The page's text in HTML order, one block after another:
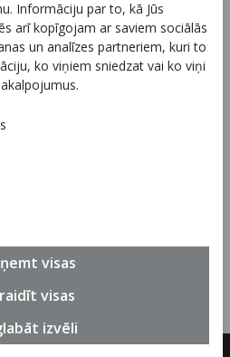
Informāciju par to, kā Jūs
arī kopīgojam ar saviem sociālās
un analīzes partneriem, kuri to
ko viņiem sniedzat vai ko viņi
izvēli
visas
visas
Pieteikties